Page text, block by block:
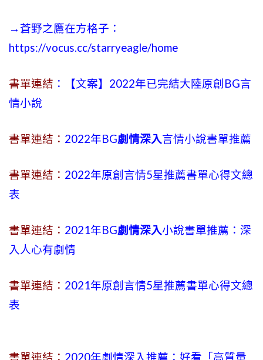
→蒼野之鷹在方格子：
https://vocus.cc/starryeagle/home
書單連結 ：【文案】2022年已完結大陸原創BG言
情小說
書單連結： 2022年BG劇情深入言情小說書單推薦
書單連結： 2022年原創言情5星推薦書單心得文總
表
書單連結： 2021年BG劇情深入小說書單推薦：深
入人心有劇情
書單連結： 2021年原創言情5星推薦書單心得文總
表
書單連結： 2020年劇情深入推薦：好看「高質量